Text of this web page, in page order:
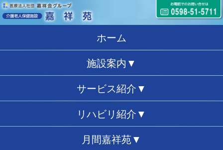
ホーム
施設案内▼
サービス紹介▼
リハビリ紹介▼
月間嘉祥苑▼